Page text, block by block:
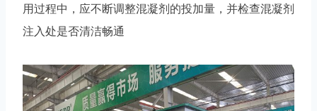
用过程中，应不断调整混凝剂的投加量，并检查混凝剂
注入处是否清洁畅通